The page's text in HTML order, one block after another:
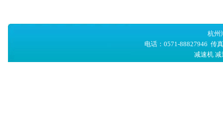
杭州
电话：0571-88827946 传
减速机 减